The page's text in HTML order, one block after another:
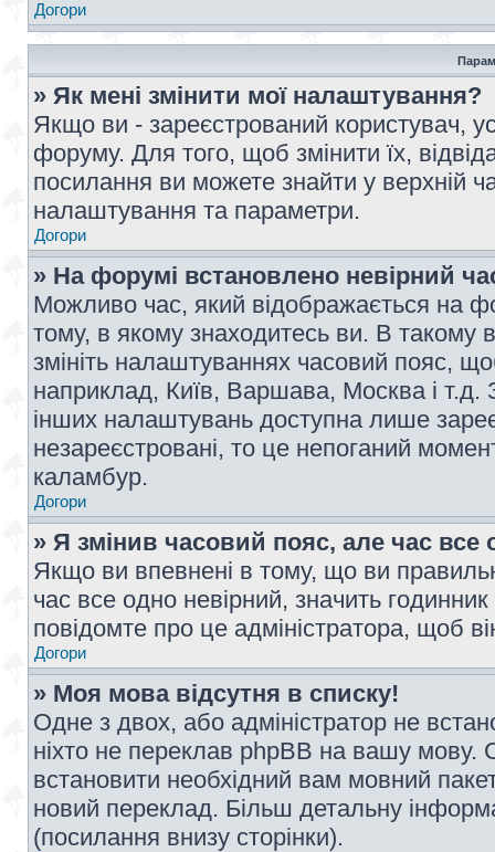
Догори
» Як мені змінити мої налаштування?
Якщо ви - зареєстрований користувач,
форуму. Для того, щоб змінити їх,
посилання ви можете знайти у верхній
налаштування та параметри.
Догори
» На форумі встановлено невірний
Можливо час, який відображається на
тому, в якому знаходитесь ви. В такому
змініть налаштуваннях часовий пояс,
наприклад, Київ, Варшава, Москва і т.д.
інших налаштувань доступна лише
незареєстровані, то це непоганий
каламбур.
Догори
» Я змінив часовий пояс, але час все
Якщо ви впевнені в тому, що ви
час все одно невірний, значить
повідомте про це адміністратора, щоб
Догори
» Моя мова відсутня в списку!
Одне з двох, або адміністратор не
ніхто не переклав phpBB на вашу мову.
встановити необхідний вам мовний
новий переклад. Більш детальну
(посилання внизу сторінки).